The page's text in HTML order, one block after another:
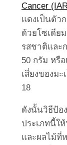
Cancer
แดงเป็นตัว
ด้วยโซเดีย
รสชาติและ
50 กรัม หรื
เสี่ยงของม
18
ดังนั้นวิธีป้อ
ประเภทนี้ใ
และผลไม้ที่